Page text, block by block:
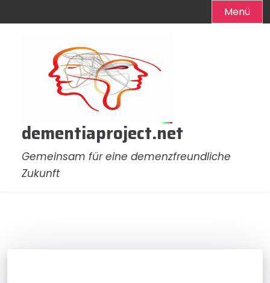
Menü
dementiaproject.net
Gemeinsam für eine demenzfreundliche
Zukunft